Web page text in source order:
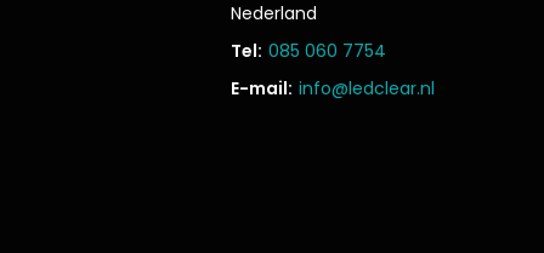
Nederland
Tel: 085 060 7754
E-mail: info@ledclear.nl